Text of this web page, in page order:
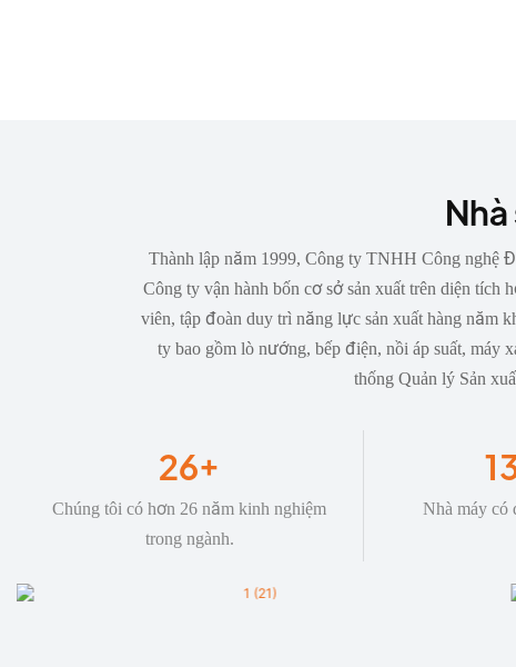
Thành lập năm 1999, Công ty TNHH Công nghệ
Công ty vận hành bốn cơ sở sản xuất trên diện
viên, tập đoàn duy trì năng lực sản xuất hàng năm
ty bao gồm lò nướng, bếp điện, nồi áp suất, máy
thống Quản lý Sản
26+
Chúng tôi có hơn 26 năm kinh nghiệm
trong ngành.
Nhà máy có